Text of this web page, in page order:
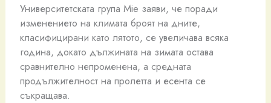
Университетската група Mie заяви, че поради
изменението на климата броят на дните,
класифицирани като лятото, се увеличава всяка
година, докато дължината на зимата остава
сравнително непроменена, а средната
продължителност на пролетта и есента се
съкращава.